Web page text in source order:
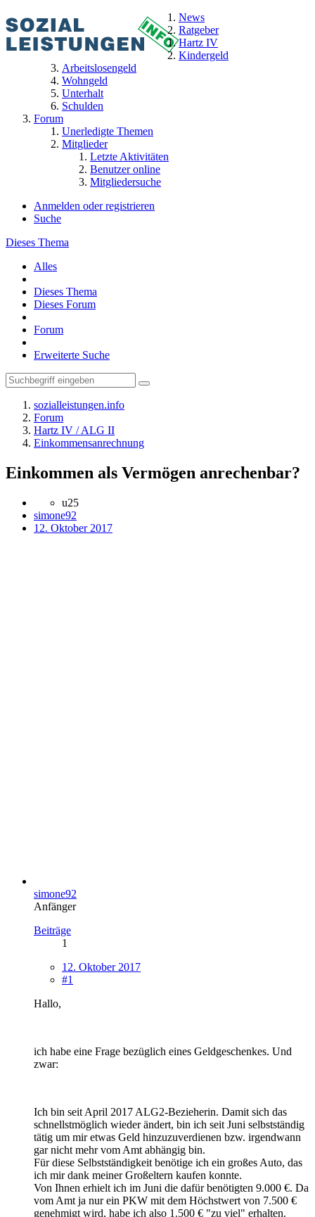
News
Ratgeber
Hartz IV
Kindergeld
Arbeitslosengeld
Wohngeld
Unterhalt
Schulden
Forum
Unerledigte Themen
Mitglieder
Letzte Aktivitäten
Benutzer online
Mitgliedersuche
Anmelden oder registrieren
Suche
Dieses Thema
Alles
Dieses Thema
Dieses Forum
Forum
Erweiterte Suche
sozialleistungen.info
Forum
Hartz IV / ALG II
Einkommensanrechnung
Einkommen als Vermögen anrechenbar?
u25
simone92
12. Oktober 2017
simone92
Anfänger
Beiträge
1
12. Oktober 2017
#1
Hallo,
ich habe eine Frage bezüglich eines Geldgeschenkes. Und
zwar:
Ich bin seit April 2017 ALG2-Bezieherin. Damit sich das
schnellstmöglich wieder ändert, bin ich seit Juni selbstständig
tätig um mir etwas Geld hinzuzuverdienen bzw. irgendwann
gar nicht mehr vom Amt abhängig bin.
Für diese Selbstständigkeit benötige ich ein großes Auto, das
ich mir dank meiner Großeltern kaufen konnte.
Von Ihnen erhielt ich im Juni die dafür benötigten 9.000 €. Da
vom Amt ja nur ein PKW mit dem Höchstwert von 7.500 €
genehmigt wird, habe ich also 1.500 € "zu viel" erhalten.